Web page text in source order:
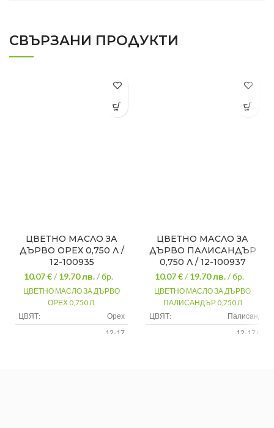
СВЪРЗАНИ ПРОДУКТИ
ЦВЕТНО МАСЛО ЗА
ДЪРВО ОРЕХ 0,750 Л /
12-100935
10.07 €/19.70лв./ бр.
ЦВЕТНО МАСЛО ЗА ДЪРВО
ОРЕХ 0,750 Л.
ЦВЯТ:
Орех
12-17
ЦВЕТНО МАСЛО ЗА
ДЪРВО ПАЛИСАНДЪР
0,750 Л / 12-100937
10.07 €/19.70лв./ бр.
ЦВЕТНО МАСЛО ЗА ДЪРВО
ПАЛИСАНДЪР 0,750 Л
ЦВЯТ:
Палисандър
12-17 m²/L